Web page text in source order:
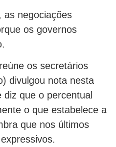
as negociações
os governos
os secretários
divulgou nota nesta
que o percentual
o que estabelece a
que nos últimos